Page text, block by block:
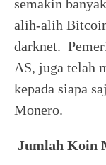
semakin
alih-alih
darknet.
AS, juga telah
kepada siapa
Monero.
Jumlah Koin